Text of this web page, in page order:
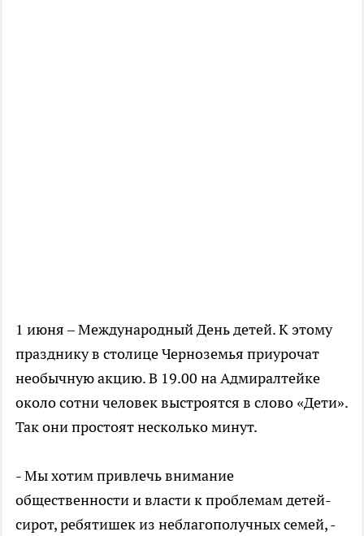
1 июня – Международный День детей. К этому
празднику в столице Черноземья приурочат
необычную акцию. В 19.00 на Адмиралтейке
около сотни человек выстроятся в слово «Дети».
Так они простоят несколько минут.
- Мы хотим привлечь внимание
общественности и власти к проблемам детей-
сирот, ребятишек из неблагополучных семей, -